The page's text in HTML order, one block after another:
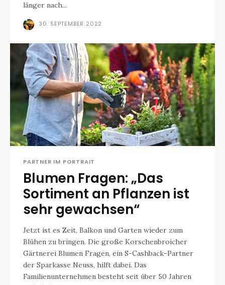
länger nach...
30. SEPTEMBER 2022
PARTNER IM PORTRAIT
Blumen Fragen: „Das
Sortiment an Pflanzen ist
sehr gewachsen“
Jetzt ist es Zeit, Balkon und Garten wieder zum
Blühen zu bringen. Die große Korschenbroicher
Gärtnerei Blumen Fragen, ein S-Cashback-Partner
der Sparkasse Neuss, hilft dabei. Das
Familienunternehmen besteht seit über 50 Jahren